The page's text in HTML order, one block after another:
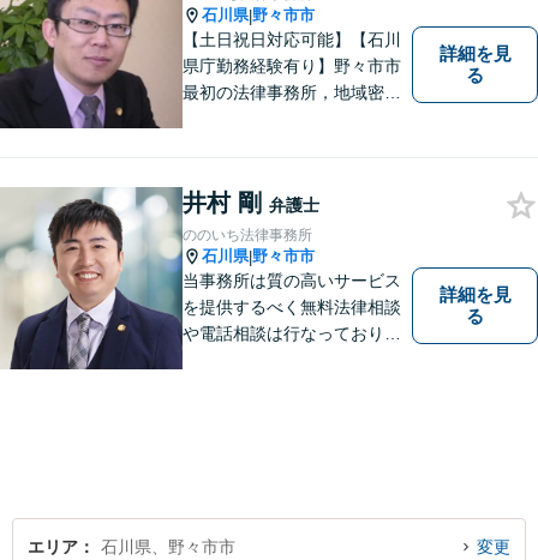
石川県|野々市市
【土日祝日対応可能】【石川
県庁勤務経験有り】野々市市
最初の法律事務所，地域密着
詳細を見
る
井村 剛 弁護士
ののいち法律事務所
石川県|野々市市
当事務所は質の高いサービス
を提供するべく無料法律相談
や電話相談は行なっておりま
室】
詳細を見
る
エリア 石川県、野々市市 変更